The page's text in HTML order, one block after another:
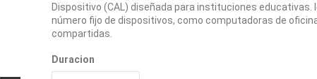
Dispositivo (CAL) diseñada para instituciones educativas.
número fijo de dispositivos, como computadoras de
compartidas.
Duracion